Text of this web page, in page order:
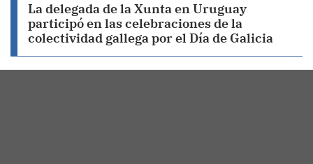
La delegada de la Xunta en Uruguay
participó en las celebraciones de la
colectividad gallega por el Día de Galicia